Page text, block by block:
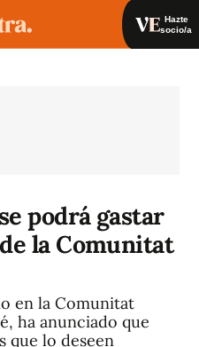
Hazte
socio/a
podrá gastar
la Comunitat
en la Comunitat
ha anunciado que
que lo deseen